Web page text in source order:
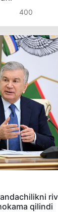
400
qilindi